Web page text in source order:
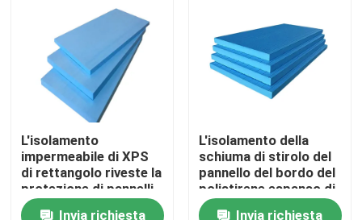
Chi siamo
Contatti
L'isolamento
impermeabile di XPS
di rettangolo riveste la
protezione di pannelli
contro l'incendio della
Invia richiesta
L'isolamento della
schiuma di stirolo del
pannello del bordo del
polistirene espanso di
polistirene estruso
Invia richiesta